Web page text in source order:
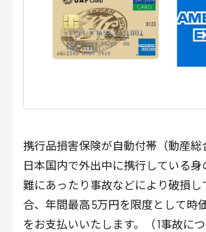
携行品損害保険が自動付帯（動産総
日本国内で外出中に携行している
難にあったり事故などにより破損し
合、年間最高 5万円を限度として時
をお支払いいたします。（
事故に